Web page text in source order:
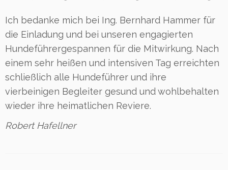
Ich bedanke mich bei Ing. Bernhard Hammer für
die Einladung und bei unseren engagierten
Hundeführergespannen für die Mitwirkung. Nach
einem sehr heißen und intensiven Tag erreichten
schließlich alle Hundeführer und ihre
vierbeinigen Begleiter gesund und wohlbehalten
wieder ihre heimatlichen Reviere.
Robert Hafellner